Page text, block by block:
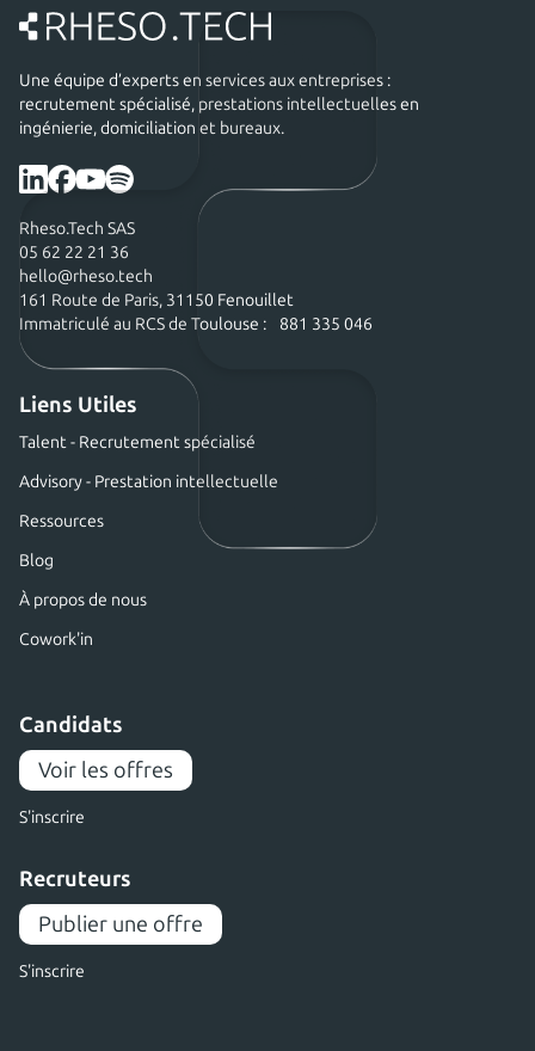
Une équipe d’experts en services aux entreprises :
recrutement spécialisé, prestations intellectuelles en
ingénierie, domiciliation et bureaux.
Rheso.Tech SAS
05 62 22 21 36
hello@rheso.tech
161 Route de Paris, 31150 Fenouillet
Immatriculé au RCS de Toulouse : 881 335 046
Liens Utiles
Talent - Recrutement spécialisé
Advisory - Prestation intellectuelle
Ressources
Blog
À propos de nous
Cowork'in
Candidats
Voir les offres
S'inscrire
Recruteurs
Publier une offre
S'inscrire